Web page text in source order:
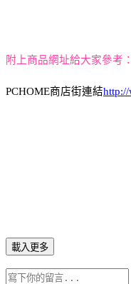
附上商品網址給大家參考：
PCHOME商店街連結http://
載入更多